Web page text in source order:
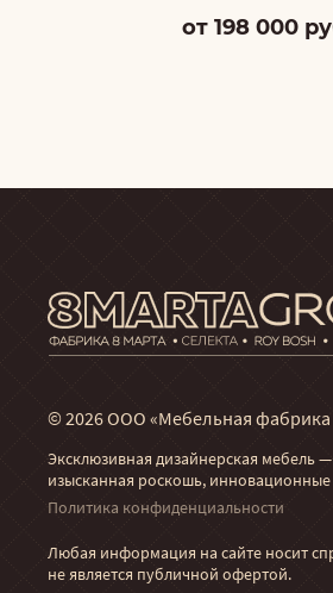
от 198 000
© 2026 ООО «Мебельная фабрика
Эксклюзивная дизайнерская мебель —
изысканная роскошь, инновационные
Политика конфиденциальности
Любая информация на сайте носит
не является публичной офертой.